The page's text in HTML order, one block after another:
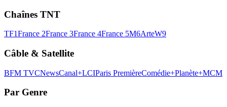
Chaînes TNT
TF1France 2France 3France 4France 5M6ArteW9
Câble & Satellite
BFM TVCNewsCanal+LCIParis PremièreComédie+Planète+MCM
Par Genre